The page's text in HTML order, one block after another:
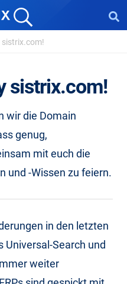
sistrix.com!
wir die Domain
genug,
mit euch die
und -Wissen zu feiern.
in den letzten
Universal-Search und
weiter